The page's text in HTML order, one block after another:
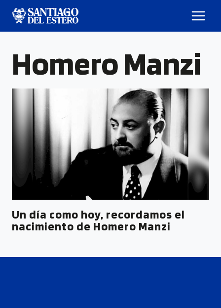
Homero Manzi
Un día como hoy, recordamos el
nacimiento de Homero Manzi